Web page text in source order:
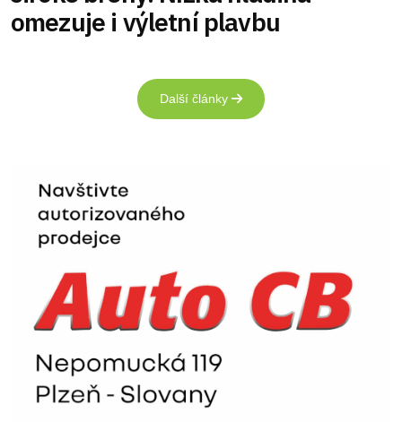
omezuje i výletní plavbu
Další články